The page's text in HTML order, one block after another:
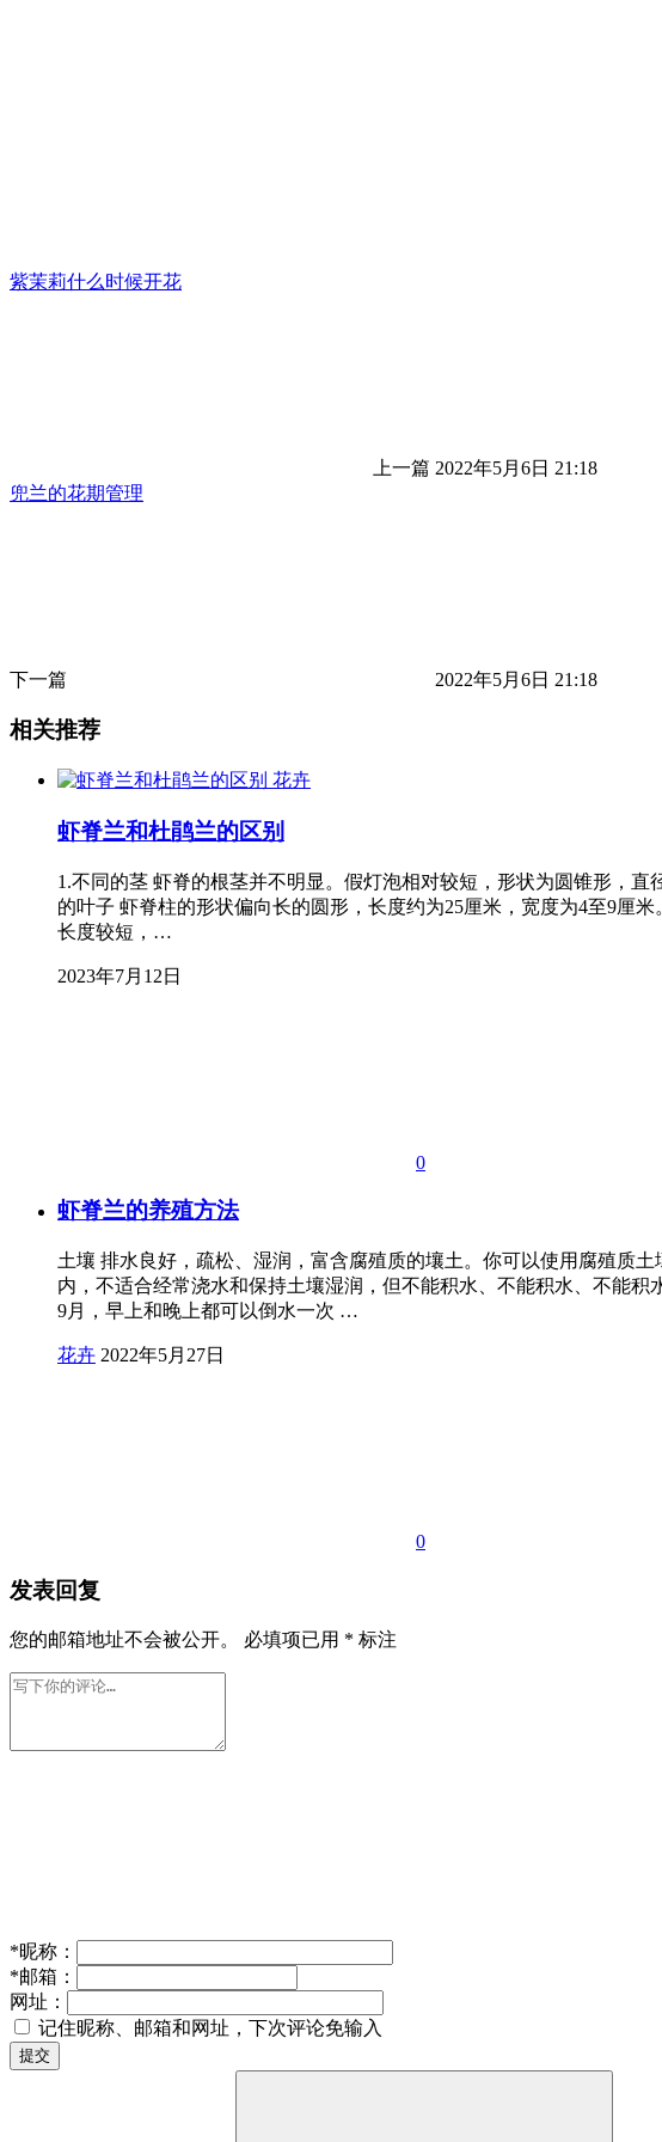
紫茉莉什么时候开花
上一篇 2022年5月6日 21:18
兜兰的花期管理
下一篇 2022年5月6日 21:18
相关推荐
花卉
虾脊兰和杜鹃兰的区别
1.不同的茎 虾脊的根茎并不明显。假灯泡相对较短，形状为圆锥形，
的叶子 虾脊柱的形状偏向长的圆形，长度约为25厘米，宽度为4至9厘
长度较短，…
2023年7月12日
0
虾脊兰的养殖方法
土壤 排水良好，疏松、湿润，富含腐殖质的壤土。你可以使用腐殖质
内，不适合经常浇水和保持土壤湿润，但不能积水、不能积水、不能
9月，早上和晚上都可以倒水一次 …
花卉 2022年5月27日
0
发表回复
您的邮箱地址不会被公开。 必填项已用 * 标注
*昵称：
*邮箱：
网址：
记住昵称、邮箱和网址，下次评论免输入
提交